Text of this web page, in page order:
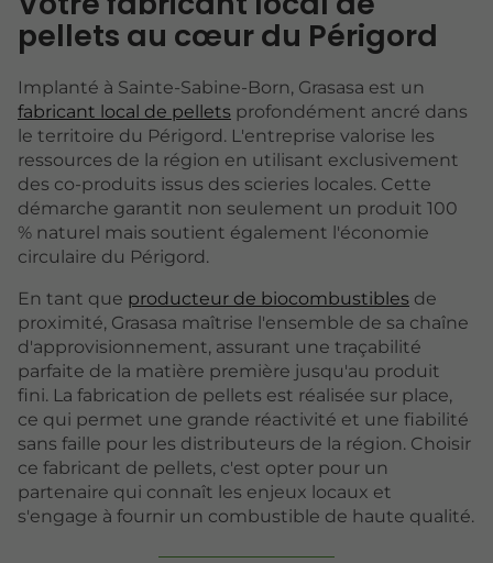
pellets au cœur du Périgord
Implanté à Sainte-Sabine-Born, Grasasa est un
fabricant local de pellets profondément ancré dans
le territoire du Périgord. L'entreprise valorise les
ressources de la région en utilisant exclusivement
des co-produits issus des scieries locales. Cette
démarche garantit non seulement un produit 100
% naturel mais soutient également l'économie
circulaire du Périgord.
En tant que producteur de biocombustibles de
proximité, Grasasa maîtrise l'ensemble de sa chaîne
d'approvisionnement, assurant une traçabilité
parfaite de la matière première jusqu'au produit
fini. La fabrication de pellets est réalisée sur place,
ce qui permet une grande réactivité et une fiabilité
sans faille pour les distributeurs de la région. Choisir
ce fabricant de pellets, c'est opter pour un
partenaire qui connaît les enjeux locaux et
s'engage à fournir un combustible de haute qualité.